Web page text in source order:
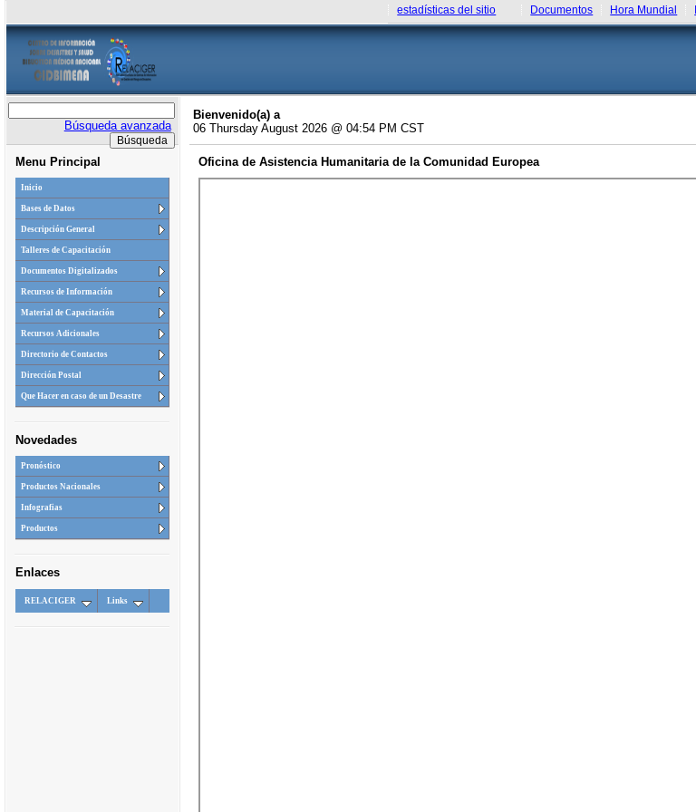
estadísticas del sitio Documentos Hora Mundial
Búsqueda avanzada
Menu Principal
Inicio
Bases de Datos
Descripción General
Talleres de Capacitación
Documentos Digitalizados
Recursos de Información
Material de Capacitación
Recursos Adicionales
Directorio de Contactos
Dirección Postal
Que Hacer en caso de un Desastre
Novedades
Pronóstico
Productos Nacionales
Infografias
Productos
Enlaces
RELACIGER Links
Bienvenido(a) a
06 Thursday August 2026 @ 04:54 PM CST
Oficina de Asistencia Humanitaria de la Comunidad Europea